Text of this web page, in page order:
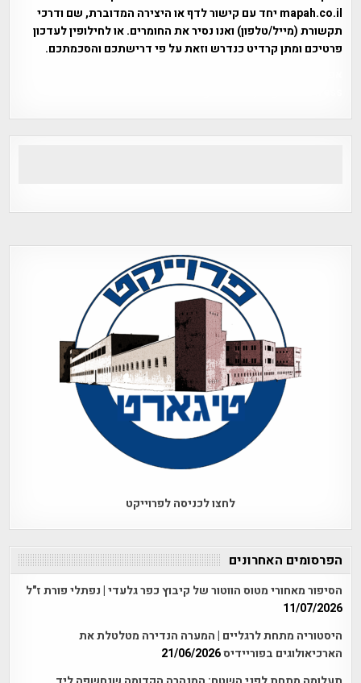
mapah.co.il יחד עם קישור לדף או היצירה המדוברת, שם ודרכי
תקשורת (מייל/טלפון) ואנו נסיר את החומרים. או לחילופין לעדכון
פרטיכם ומתן קרדיט כנדרש וזאת על פי דרישתכם והסכמתכם.
לחצו לכניסה לפרוייקט
הפרסומים האחרונים
הסיפור מאחורי מטוס הווטור של קיבוץ כפר גלעדי | נפתלי פורת ז"ל
11/07/2026
היסטוריה מתחת לרגליים | המערה הנדירה מטלטלת את
הארכיאולוגים בפוריידיס21/06/2026